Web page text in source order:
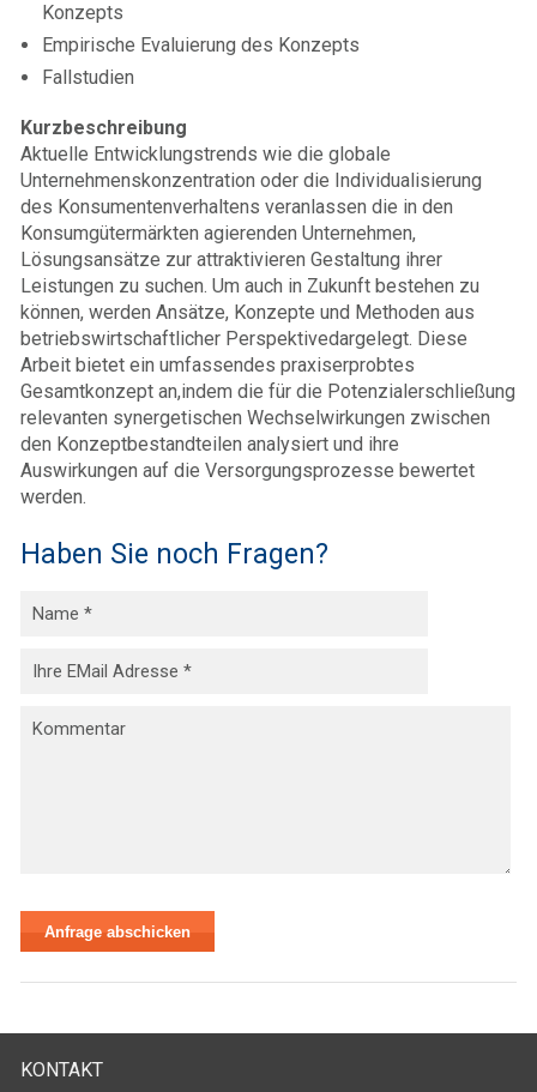
Konzepts
Empirische Evaluierung des Konzepts
Fallstudien
Kurzbeschreibung
Aktuelle Entwicklungstrends wie die globale
Unternehmenskonzentration oder die Individualisierung
des Konsumentenverhaltens veranlassen die in den
Konsumgütermärkten agierenden Unternehmen,
Lösungsansätze zur attraktivieren Gestaltung ihrer
Leistungen zu suchen. Um auch in Zukunft bestehen zu
können, werden Ansätze, Konzepte und Methoden aus
betriebswirtschaftlicher Perspektivedargelegt. Diese
Arbeit bietet ein umfassendes praxiserprobtes
Gesamtkonzept an,indem die für die Potenzialerschließung
relevanten synergetischen Wechselwirkungen zwischen
den Konzeptbestandteilen analysiert und ihre
Auswirkungen auf die Versorgungsprozesse bewertet
werden.
Haben Sie noch Fragen?
KONTAKT